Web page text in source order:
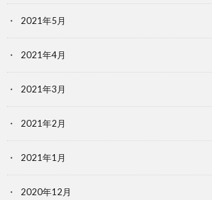
2021年5月
2021年4月
2021年3月
2021年2月
2021年1月
2020年12月